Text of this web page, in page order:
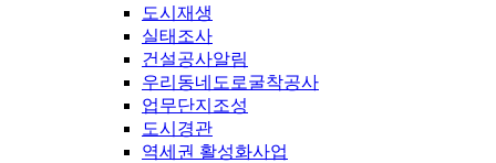
도시재생
실태조사
건설공사알림
우리동네도로굴착공사
업무단지조성
도시경관
역세권 활성화사업